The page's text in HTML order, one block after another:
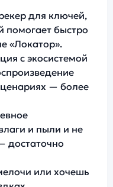
для ключей,
помогает быстро
«Локатор».
с экосистемой
— более
и пыли и не
достаточно
или хочешь